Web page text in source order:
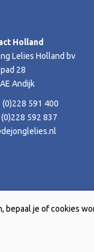
Holland
Lelies Holland bv
28
Andijk
(0)228 591 400
(0)228 592 837
bepaal je of cookies